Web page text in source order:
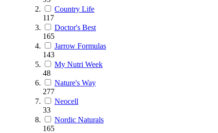
Country Life
117
Doctor's Best
165
Jarrow Formulas
143
My Nutri Week
48
Nature's Way
277
Neocell
33
Nordic Naturals
165